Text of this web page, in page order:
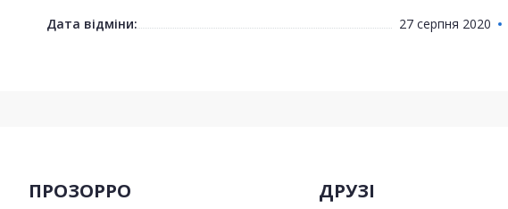
Дата відміни: 27 серпня 2020
ПРОЗОРРО ДРУЗІ